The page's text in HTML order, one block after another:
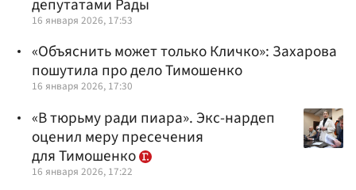
депутатами Рады
16 января 2026, 17:53
«Объяснить может только Кличко»: Захарова
пошутила про дело Тимошенко
16 января 2026, 17:30
«В тюрьму ради пиара». Экс-нардеп
оценил меру пресечения
для Тимошенко
16 января 2026, 17:22